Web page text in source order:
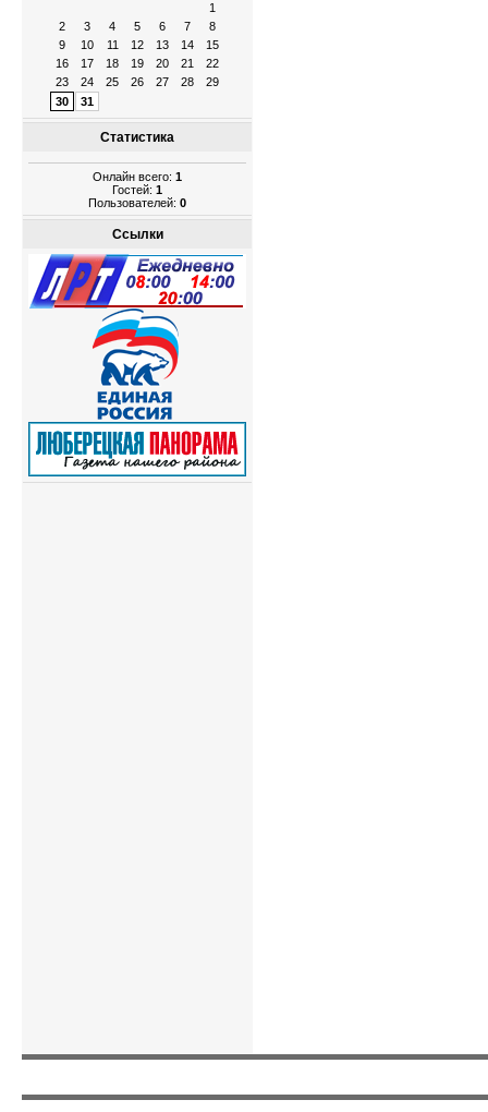
1
2
3 4 5 6 7
8
9
10 11 12 13 14
15
16
17 18 19 20 21
22
23
24 25 26 27 28
29
30
31
Статистика
Онлайн всего: 1
Гостей: 1
Пользователей: 0
Ссылки